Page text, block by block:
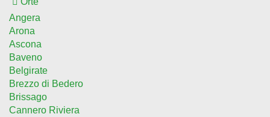
Angera
Arona
Ascona
Baveno
Belgirate
Brezzo di Bedero
Brissago
Cannero Riviera